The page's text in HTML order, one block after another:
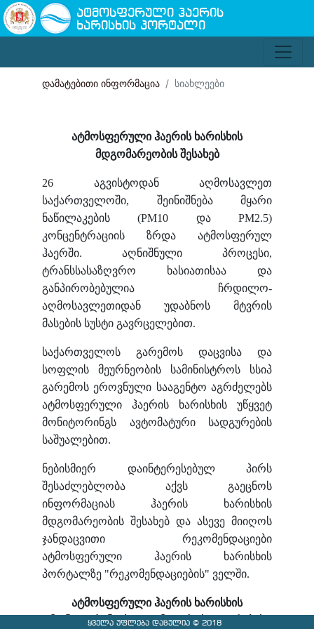
ატმოსფერული ჰაერის
ხარისხის პორტალი
დამატებითი ინფორმაცია სიახლეები
ატმოსფერული ჰაერის ხარისხის
მდგომარეობის შესახებ
26 აგვისტოდან აღმოსავლეთ
საქართველოში, შეინიშნება მყარი
ნაწილაკების (PM10 და PM2.5)
კონცენტრაციის ზრდა ატმოსფერულ
ჰაერში. აღნიშნული პროცესი,
ტრანსსასაზღვრო ხასიათისაა და
განპირობებულია ჩრდილო-
აღმოსავლეთიდან უდაბნოს მტვრის
მასების სუსტი გავრცელებით.
საქართველოს გარემოს დაცვისა და
სოფლის მეურნეობის სამინისტროს სსიპ
გარემოს ეროვნული სააგენტო აგრძელებს
ატმოსფერული ჰაერის ხარისხის უწყვეტ
მონიტორინგს ავტომატური სადგურების
საშუალებით.
ნებისმიერ დაინტერესებულ პირს
შესაძლებლობა აქვს გაეცნოს
ინფორმაციას ჰაერის ხარისხის
მდგომარეობის შესახებ და ასევე მიიღოს
ჯანდაცვითი რეკომენდაციები
ატმოსფერული ჰაერის ხარისხის
პორტალზე "რეკომენდაციების" ველში.
ატმოსფერული ჰაერის ხარისხის
მონიტორინგის ავტომატური სადგურების
ყველა უფლება დაცულია © 2018